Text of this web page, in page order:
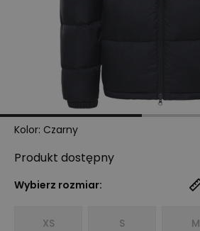
Kolor: Czarny
Produkt dostępny
Wybierz rozmiar:
XS S M